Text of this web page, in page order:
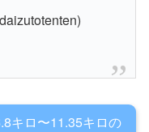
ロ〜11.35キロの